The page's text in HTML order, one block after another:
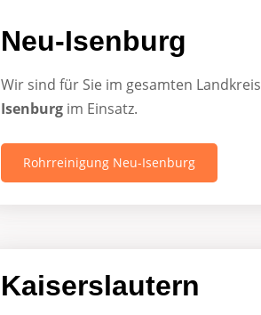
Neu-Isenburg
Wir sind für Sie im gesamten Landkreis
Isenburgim Einsatz.
Rohrreinigung Neu-Isenburg
Kaiserslautern